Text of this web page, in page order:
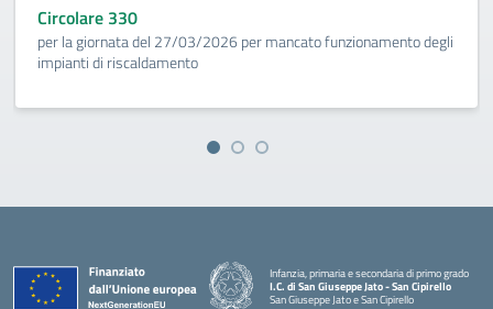
Circolare 330
per la giornata del 27/03/2026 per mancato funzionamento degli
impianti di riscaldamento
Infanzia, primaria e secondaria di primo grado
I.C. di San Giuseppe Jato - San Cipirello
San Giuseppe Jato e San Cipirello